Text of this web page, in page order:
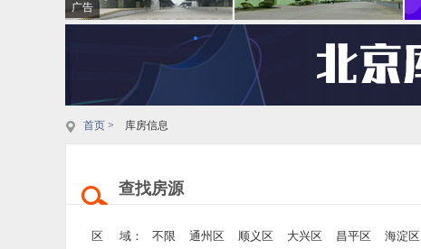
广告
首页 > 库房信息
查找房源
区 域： 不限 通州区 顺义区 大兴区 昌平区 海淀区